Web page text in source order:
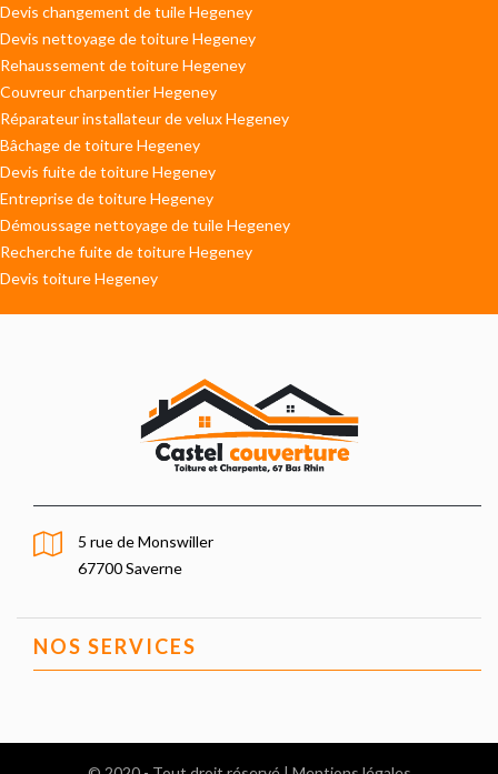
Devis changement de tuile Hegeney
Devis nettoyage de toiture Hegeney
Rehaussement de toiture Hegeney
Couvreur charpentier Hegeney
Réparateur installateur de velux Hegeney
Bâchage de toiture Hegeney
Devis fuite de toiture Hegeney
Entreprise de toiture Hegeney
Démoussage nettoyage de tuile Hegeney
Recherche fuite de toiture Hegeney
Devis toiture Hegeney
5 rue de Monswiller
67700 Saverne
NOS SERVICES